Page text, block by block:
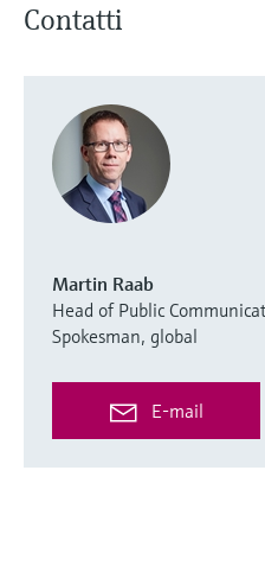
Contatti
Martin Raab
Head of Public
Spokesman, global
E-mail